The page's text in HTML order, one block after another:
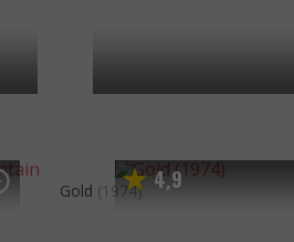
4,9
Gold (1974)